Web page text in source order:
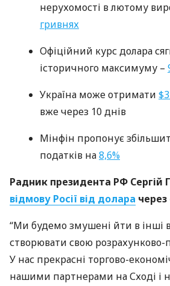
нерухомості в лютому
гривнях
Офіційний курс долара
історичного максимуму –
Україна може отримати
вже через 10 днів
Мінфін пропонує
податків на8,6%
Радник президента РФ Сергій
відмову Росії від долара через
“Ми будемо змушені йти в інші
створювати свою розрахунково-
У нас прекрасні торгово-
нашими партнерами на Сході і